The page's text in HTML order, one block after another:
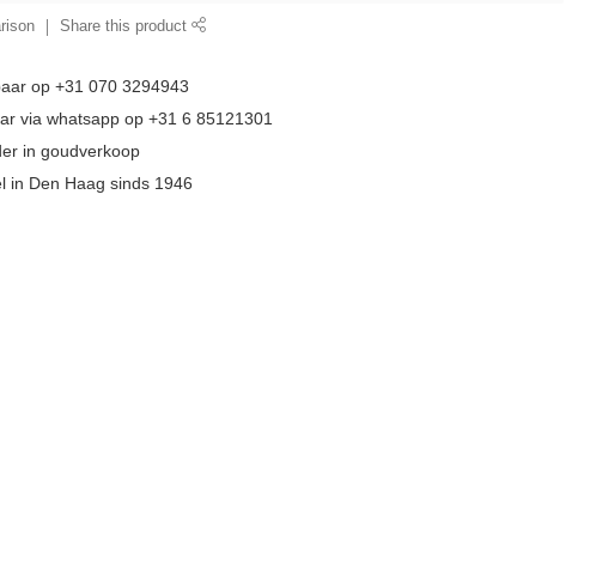
Share this product
op +31 070 3294943
via whatsapp op +31 6 85121301
in goudverkoop
in Den Haag sinds 1946